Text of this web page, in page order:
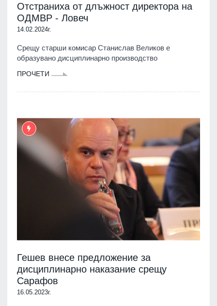
Отстраниха от длъжност директора на
ОДМВР - Ловеч
14.02.2024г.
Срещу старши комисар Станислав Великов е
образувано дисциплинарно производство
ПРОЧЕТИ
Гешев внесе предложение за
дисциплинарно наказание срещу
Сарафов
16.05.2023г.